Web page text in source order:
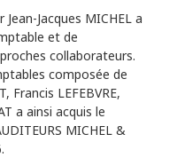
Jacques MICHEL a
et de
collaborateurs.
composée de
Francis LEFEBVRE,
a ainsi acquis le
MICHEL &